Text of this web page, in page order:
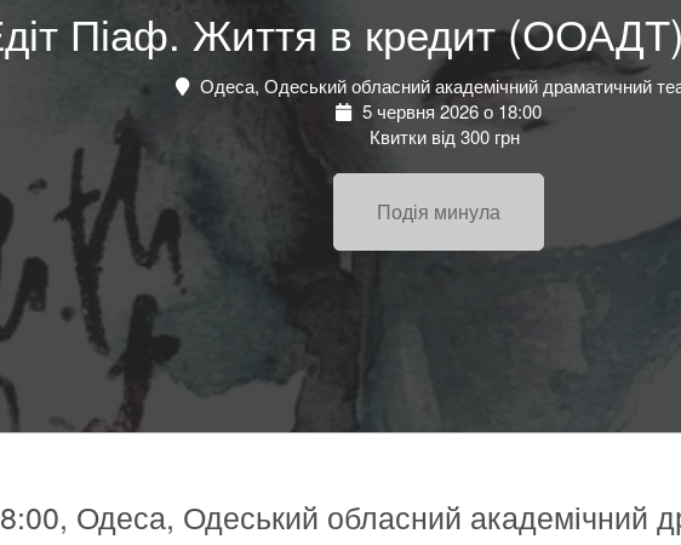
Піаф. Життя в кредит
Одеса, Одеський обласний академічний драматичний
5 червня 2026 о 18:00
Квитки від 300 грн
Подія минула
Одеса, Одеський обласний академічний